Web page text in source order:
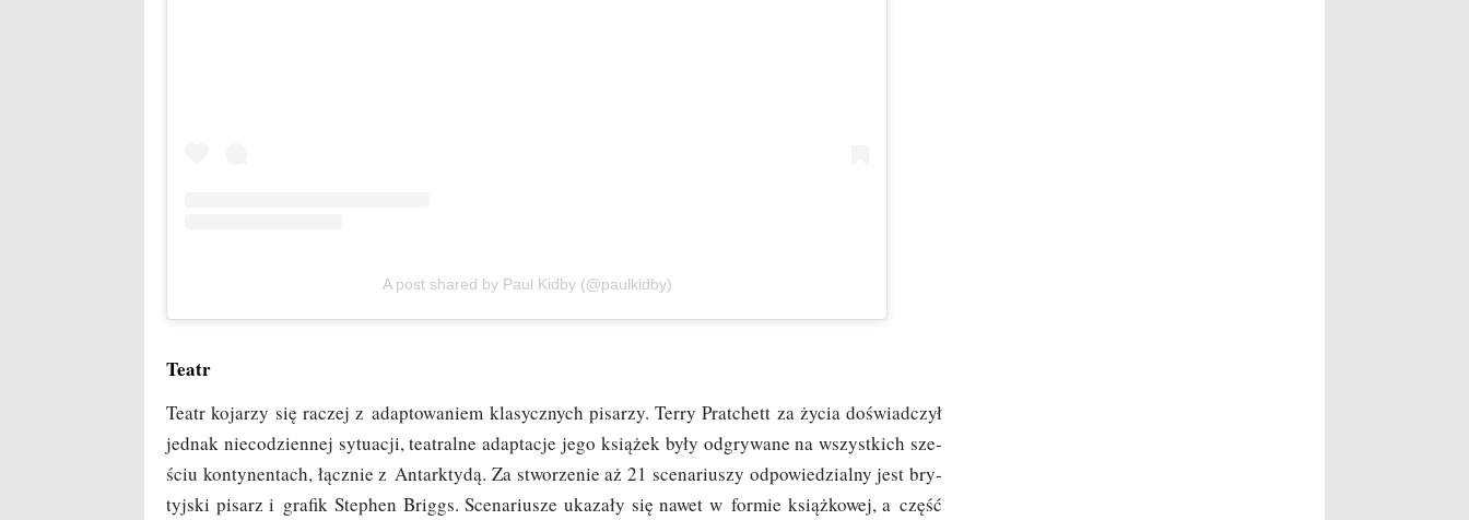
A post sha­red by Paul Kid­by (@paulkidby)
Teatr
Teatr koja­rzy się raczej z adap­to­wa­niem kla­sycz­nych pisa­rzy. Ter­ry Prat­chett za życia doświad­czył
jed­nak nie­co­dzien­nej sytu­acji, teatral­ne adap­ta­cje jego ksią­żek były odgry­wa­ne na wszyst­kich sze­
ściu kon­ty­nen­tach, łącz­nie z Antark­ty­dą. Za stwo­rze­nie aż 21 sce­na­riu­szy odpo­wie­dzial­ny jest bry­
tyj­ski pisarz i gra­fik Ste­phen Briggs. Sce­na­riu­sze uka­za­ły się nawet w for­mie książ­ko­wej, a część